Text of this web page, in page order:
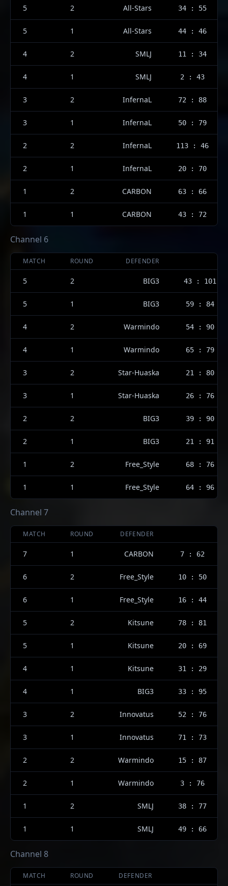
5 2 All-Stars 34 : 55
5 1 All-Stars 44 : 46
4 2 SMLJ 11 : 34
4 1 SMLJ 2 : 43
3 2 InfernaL 72 : 88
3 1 InfernaL 50 : 79
2 2 InfernaL 113 : 46
2 1 InfernaL 20 : 70
1 2 CARBON 63 : 66
1 1 CARBON 43 : 72
Channel 6
MATCH ROUND DEFENDER
5 2 BIG3 43 : 101
5 1 BIG3 59 : 84
4 2 Warmindo 54 : 90
4 1 Warmindo 65 : 79
3 2 Star-Huaska 21 : 80
3 1 Star-Huaska 26 : 76
2 2 BIG3 39 : 90
2 1 BIG3 21 : 91
1 2 Free_Style 68 : 76
1 1 Free_Style 64 : 96
Channel 7
MATCH ROUND DEFENDER
7 1 CARBON 7 : 62
6 2 Free_Style 10 : 50
6 1 Free_Style 16 : 44
5 2 Kitsune 78 : 81
5 1 Kitsune 20 : 69
4 1 Kitsune 31 : 29
4 1 BIG3 33 : 95
3 2 Innovatus 52 : 76
3 1 Innovatus 71 : 73
2 2 Warmindo 15 : 87
2 1 Warmindo 3 : 76
1 2 SMLJ 38 : 77
1 1 SMLJ 49 : 66
Channel 8
MATCH ROUND DEFENDER